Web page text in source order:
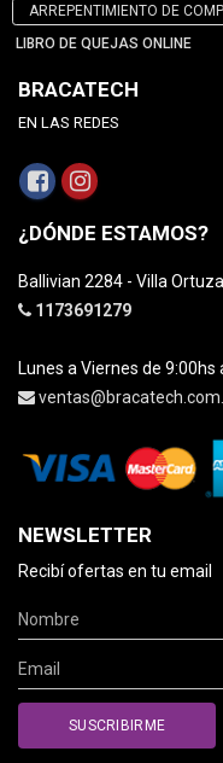
ARREPENTIMIENTO DE
LIBRO DE QUEJAS ONLINE
BRACATECH
EN LAS REDES
¿DÓNDE ESTAMOS?
Ballivian 2284 - Villa
1173691279
Lunes a Viernes de 9:00hs
NEWSLETTER
Recibí ofertas en tu email